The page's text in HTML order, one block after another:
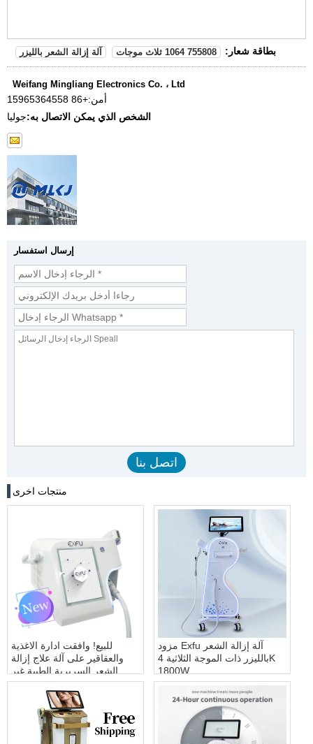
بطاقة شعار: 755808 1064 ثلاث موجات آلة إزالة الشعر بالليزر
Weifang Mingliang Electronics Co. ، Ltd
أمن:+86 15965364558
الشخص الذي يمكن الاتصال به:جوليا
إرسال استفسار
منتجات اخرى
للبيع! وافقت ادارة الاغذية
والعقاقير على آلة علاج إزالة
الشعر السريرية الطبية غير
المؤلمة والدائمة
مزود Exfu آلة إزالة الشعر
بالليزر ذات الموجة الثلاثية 4K
1800W